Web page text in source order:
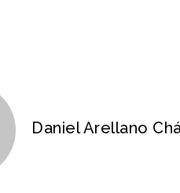
Daniel Arellano